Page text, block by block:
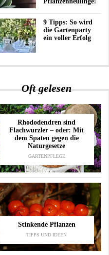
9 Tipps: So wird
die Gartenparty
ein voller Erfolg
Oft gelesen
Rhododendren sind
Flachwurzler – oder: Mit
dem Spaten gegen die
Naturgesetze
GARTENPFLEGE
Stinkende Pflanzen
TIPPS UND IDEEN